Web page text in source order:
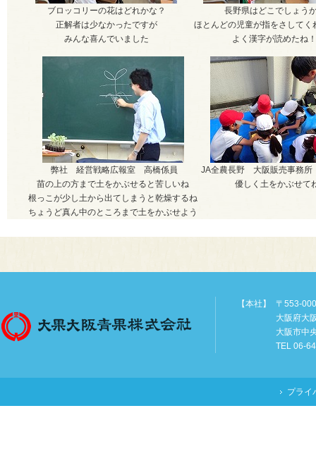
ブロッコリーの花はどれかな？
正解者は少なかったですが
みんな喜んでいました
長野県はどこでしょう
ほとんどの児童が指をさしてく
よく漢字が読めたね！
弊社 経営戦略広報室 高橋係員
苗の上の方まで土をかぶせると苦しいね
根っこが少し土から出てしまうと乾燥するね
ちょうど真ん中のところまで土をかぶせよう
JA全農長野 大阪販売事務
優しく土をかぶせて
【本社】
〒553-
大阪府大
大阪市中
TEL 06-
プライ